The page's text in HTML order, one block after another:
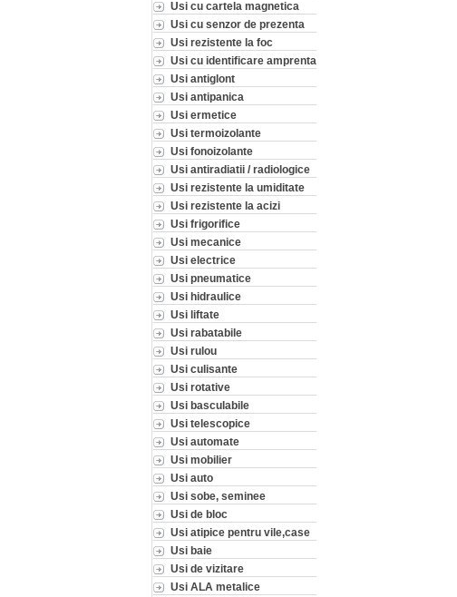
Usi cu cartela magnetica
Usi cu senzor de prezenta
Usi rezistente la foc
Usi cu identificare amprenta
Usi antiglont
Usi antipanica
Usi ermetice
Usi termoizolante
Usi fonoizolante
Usi antiradiatii / radiologice
Usi rezistente la umiditate
Usi rezistente la acizi
Usi frigorifice
Usi mecanice
Usi electrice
Usi pneumatice
Usi hidraulice
Usi liftate
Usi rabatabile
Usi rulou
Usi culisante
Usi rotative
Usi basculabile
Usi telescopice
Usi automate
Usi mobilier
Usi auto
Usi sobe, seminee
Usi de bloc
Usi atipice pentru vile,case
Usi baie
Usi de vizitare
Usi ALA metalice